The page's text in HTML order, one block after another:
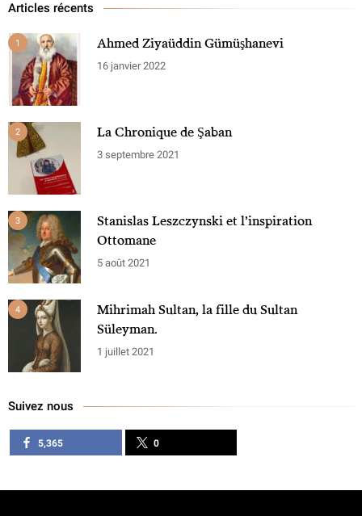
Articles récents
1 Ahmed Ziyaüddin Gümüşhanevi
16 janvier 2022
2 La Chronique de Şaban
3 septembre 2021
3
Stanislas Leszczynski et l’inspiration
Ottomane
5 août 2021
4
Mihrimah Sultan, la fille du Sultan
Süleyman.
1 juillet 2021
Suivez nous
5,365 0